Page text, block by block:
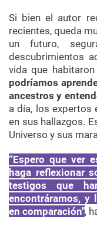
Si bien el autor
recientes, queda
un futuro,
descubrimientos
vida que
podríamos
ancestros y
a día, los expertos
en sus hallazgos.
Universo y sus
“Espero que ver
haga reflexionar
testigos que
encontráramos, y
en comparación",